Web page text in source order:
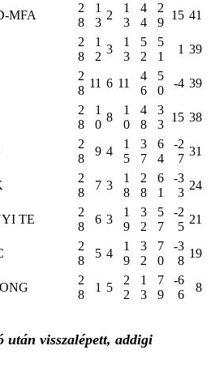
MFA
2
8
1
3
2
1
3
4
4
2
9
15 41
2
8
1
2
3
1
3
5
2
5
1
1 39
2
8
11 6 11
4
6
5
0
-4 39
2
8
1
0
8
1
0
4
8
3
3
15 38
2
8
9 4
1
5
3
7
6
4
-2
7
31
2
8
7 3
1
8
2
8
6
1
-3
3
24
TE
2
8
6 3
1
9
3
2
5
7
-2
5
21
2
8
5 4
1
9
3
2
7
0
-3
8
19
2
8
1 5
2
2
1
3
7
9
-6
6
8
után visszalépett, addigi